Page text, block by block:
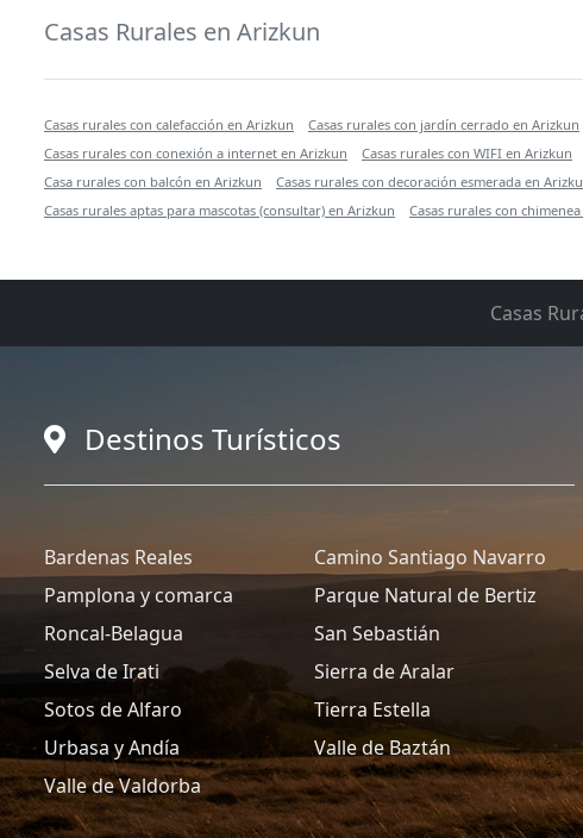
Casas Rurales en Arizkun
Casas rurales con calefacción en Arizkun Casas rurales con jardín cerrado en Arizkun
Casas rurales con conexión a internet en Arizkun
Casas rurales con WIFI en Arizkun
Casa rurales con balcón en Arizkun
Casas rurales con decoración esmerada en
Casas rurales aptas para mascotas (consultar) en Arizkun
Casas rurales con
Casas
Destinos Turísticos
Bardenas Reales
Camino Santiago Navarro
Pamplona y comarca
Parque Natural de Bertiz
Roncal-Belagua
San Sebastián
Selva de Irati
Sierra de Aralar
Sotos de Alfaro
Tierra Estella
Urbasa y Andía
Valle de Baztán
Valle de Valdorba